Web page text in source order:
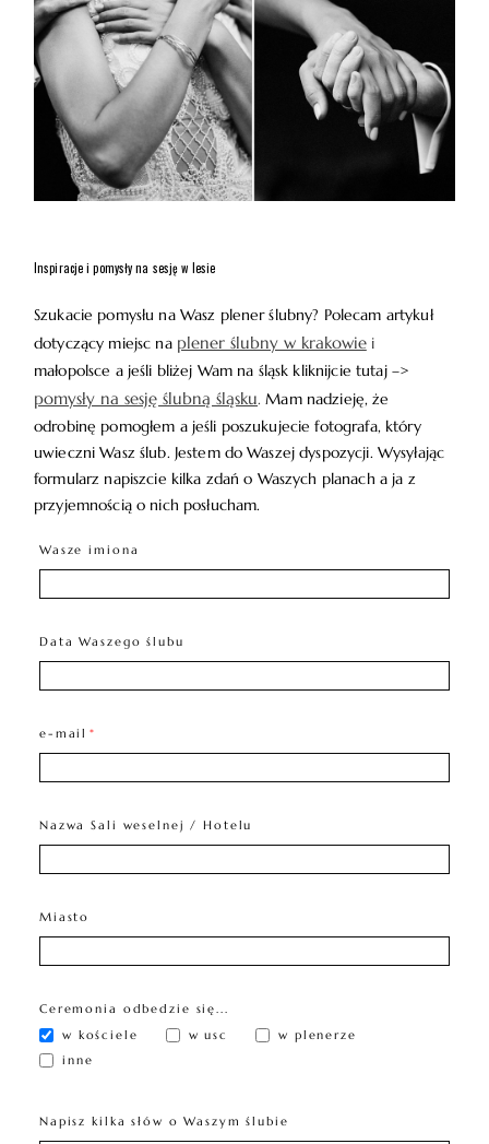
Inspiracje i pomysły na sesję w lesie
Szukacie pomysłu na Wasz plener ślubny? Polecam artykuł
dotyczący miejsc na plener ślubny w krakowiei
małopolsce a jeśli bliżej Wam na śląsk kliknijcie tutaj –>
pomysły na sesję ślubną śląsku. Mam nadzieję, że
odrobinę pomogłem a jeśli poszukujecie fotografa, który
uwieczni Wasz ślub. Jestem do Waszej dyspozycji. Wysyłając
formularz napiszcie kilka zdań o Waszych planach a ja z
przyjemnością o nich posłucham.
Wasze imiona
Data Waszego ślubu
e-mail
Nazwa Sali weselnej / Hotelu
Miasto
Ceremonia odbedzie się...
w kościele
w usc
w plenerze
inne
Napisz kilka słów o Waszym ślubie